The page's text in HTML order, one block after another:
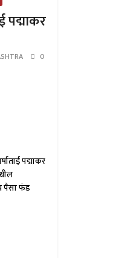
पद्माकर
0
पद्माकर
पैसा फंड